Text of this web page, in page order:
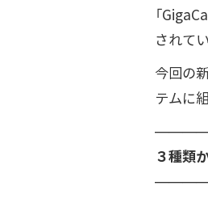
「
されて
今回の
テムに
３種類